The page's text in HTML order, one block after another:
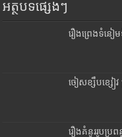
អត្ថបទផ្សេងៗ
រឿងព្រេងទំនៀ
ចៀសខ្សឹបខ្សៀវ
រឿងគំនូររូបប្រពន្